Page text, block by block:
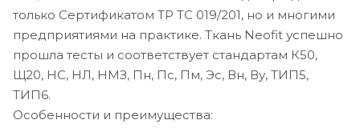
только Сертификатом ТР ТС 019/201, но и многими
предприятиями на практике. Ткань Neofit успешно
прошла тесты и соответствует стандартам К50,
Щ20, НС, НЛ, НМЗ, Пн, Пс, Пм, Эс, Вн, Ву, ТИП5,
ТИП6.
Особенности и преимущества: